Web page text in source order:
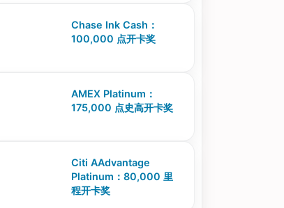
Chase Ink Cash：
100,000 点开卡奖
AMEX Platinum：
175,000 点史高开卡奖
Citi AAdvantage
Platinum：80,000 里
程开卡奖